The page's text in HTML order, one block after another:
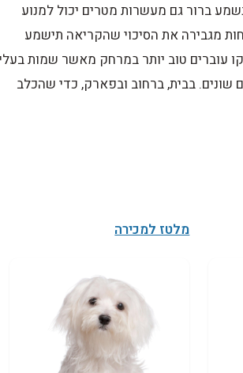
ברור גם מעשרות מטרים יכול למנוע
מגבירה את הסיכוי שהקריאה תישמע
עוברים טוב יותר במרחק מאשר שמות
בבית, ברחוב ובפארק, כדי שהכלב
מלטז למכירה